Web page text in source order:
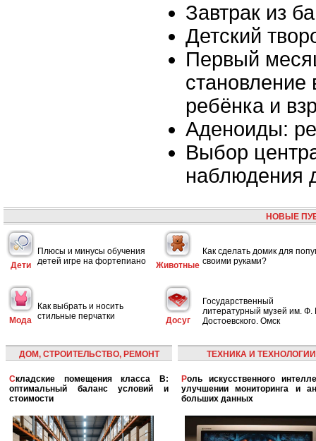
Завтрак из
Детский
Первый
ребёнка и
Аденоиды:
Выбор
наблюдения
НОВЫЕ
Дети
Плюсы и минусы обучения
детей игре на фортепиано
Животные
Как сделать домик для
своими руками?
Мода
Как выбрать и носить
стильные перчатки
Досуг
Государственный
литературный музей им. Ф.
Достоевского. Омск
ДОМ, СТРОИТЕЛЬСТВО, РЕМОНТ
Складские помещения класса B:
оптимальный баланс условий и
стоимости
ТЕХНИКА И ТЕХНОЛОГИИ
Роль искусственного интеллекта в
улучшении мониторинга и
больших данных